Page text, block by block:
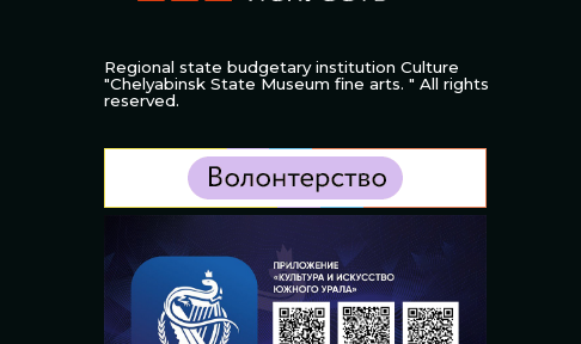
Regional state budgetary institution Culture
"Chelyabinsk State Museum fine arts. " All rights
reserved.